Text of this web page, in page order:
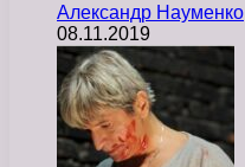
Александр Науменко
08.11.2019